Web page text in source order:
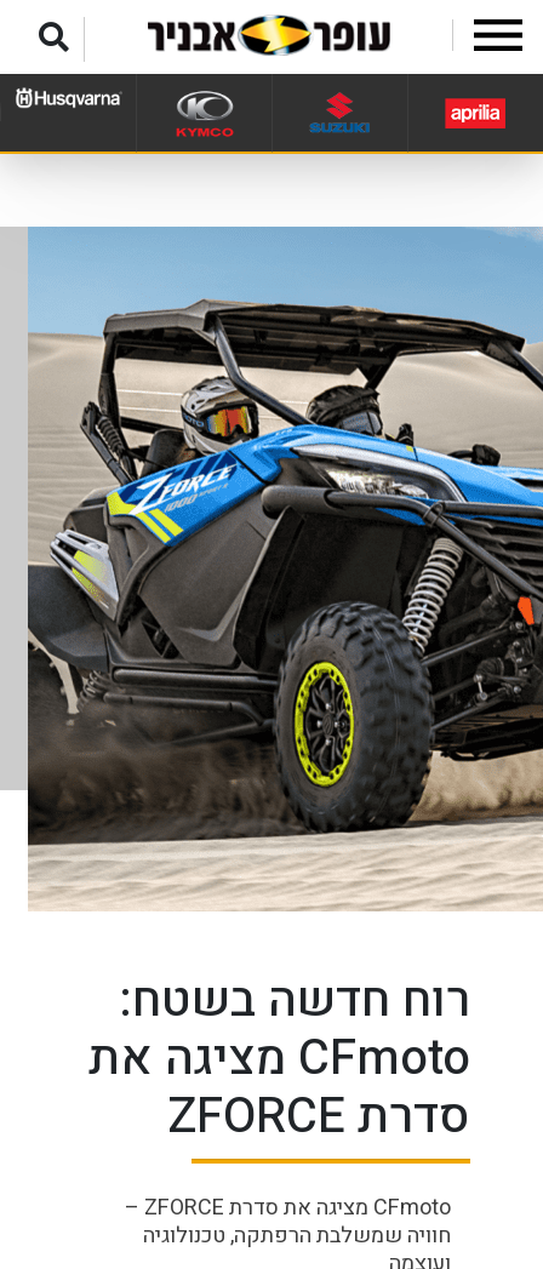
רוח חדשה בשטח:
CFmoto מציגה את
סדרת ZFORCE
CFmoto מציגה את סדרת ZFORCE –
חוויה שמשלבת הרפתקה, טכנולוגיה